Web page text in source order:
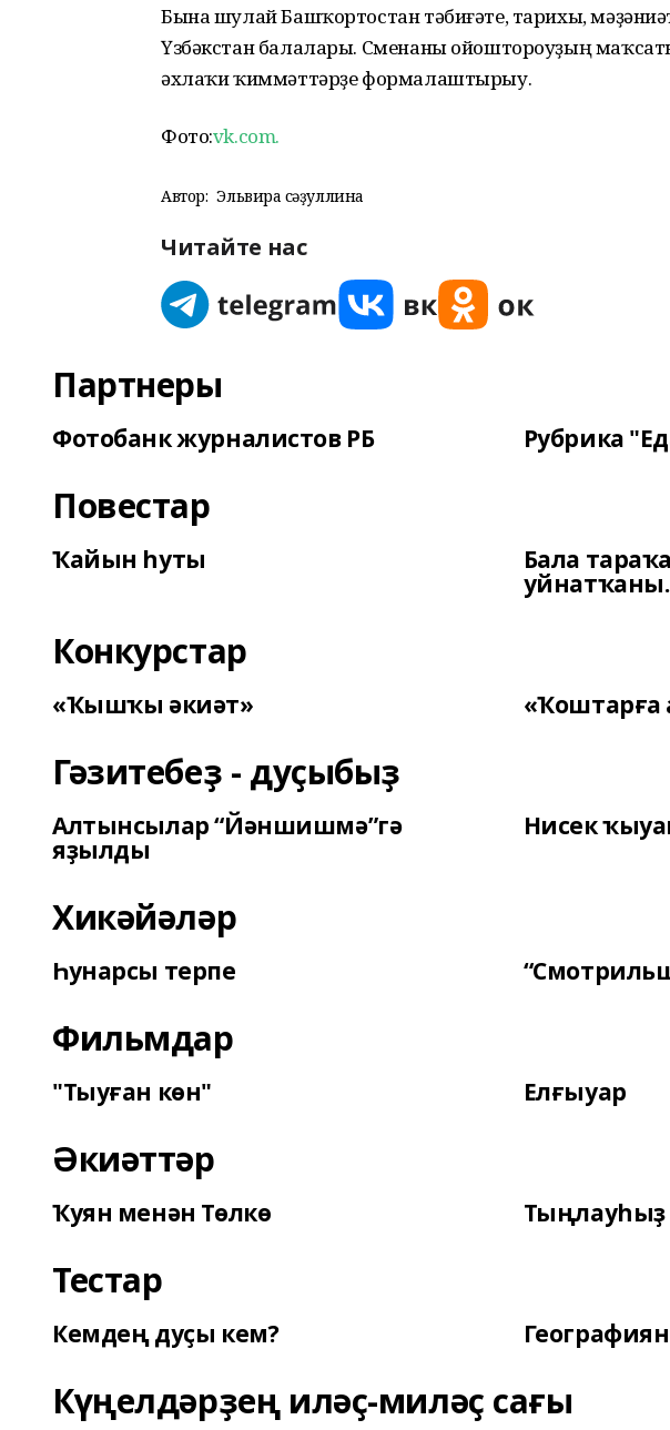
Бына шулай Башҡортостан тәбиғәте, тарихы,
Үзбәкстан балалары. Сменаны ойоштороуҙың
әхлаҡи ҡиммәттәрҙе формалаштырыу.
Фото:vk.com.
Автор: Эльвира Әсәҙуллина
Читайте нас
Партнеры
Фотобанк журналистов РБ Рубрика
Повестар
Ҡайын һуты Бала
Конкурстар
«Ҡышҡы әкиәт» «Ҡоштарға
Гәзитебеҙ - дуҫыбыҙ
Алтынсылар “Йәншишмә”гә
яҙылды
Нисек
Хикәйәләр
Һунарсы терпе
Фильмдар
"Тыуған көн" Елғыуар
Әкиәттәр
Ҡуян менән Төлкө Тыңлауһыҙ
Тестар
Кемдең дуҫы кем?
Күңелдәрҙең иләҫ-миләҫ сағы